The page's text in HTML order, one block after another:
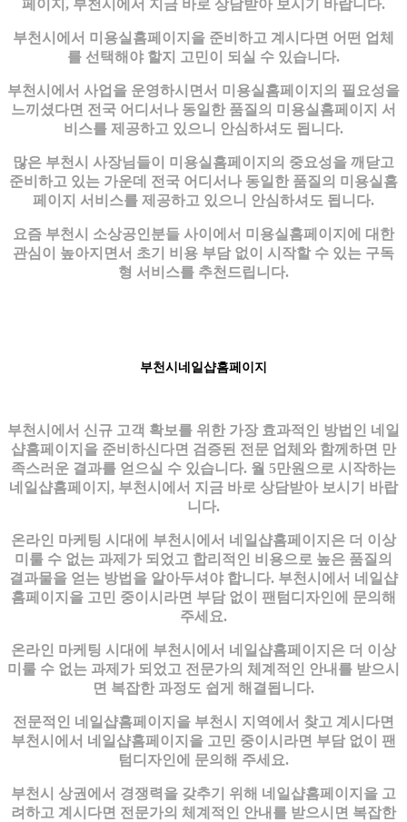
페이지, 부천시에서 지금 바로 상담받아 보시기 바랍니다.
부천시에서 미용실홈페이지을 준비하고 계시다면 어떤 업체
를 선택해야 할지 고민이 되실 수 있습니다.
부천시에서 사업을 운영하시면서 미용실홈페이지의 필요성을
느끼셨다면 전국 어디서나 동일한 품질의 미용실홈페이지 서
비스를 제공하고 있으니 안심하셔도 됩니다.
많은 부천시 사장님들이 미용실홈페이지의 중요성을 깨닫고
준비하고 있는 가운데 전국 어디서나 동일한 품질의 미용실홈
페이지 서비스를 제공하고 있으니 안심하셔도 됩니다.
요즘 부천시 소상공인분들 사이에서 미용실홈페이지에 대한
관심이 높아지면서 초기 비용 부담 없이 시작할 수 있는 구독
형 서비스를 추천드립니다.
부천시네일샵홈페이지
부천시에서 신규 고객 확보를 위한 가장 효과적인 방법인 네일
샵홈페이지을 준비하신다면 검증된 전문 업체와 함께하면 만
족스러운 결과를 얻으실 수 있습니다. 월 5만원으로 시작하는
네일샵홈페이지, 부천시에서 지금 바로 상담받아 보시기 바랍
니다.
온라인 마케팅 시대에 부천시에서 네일샵홈페이지은 더 이상
미룰 수 없는 과제가 되었고 합리적인 비용으로 높은 품질의
결과물을 얻는 방법을 알아두셔야 합니다. 부천시에서 네일샵
홈페이지을 고민 중이시라면 부담 없이 팬텀디자인에 문의해
주세요.
온라인 마케팅 시대에 부천시에서 네일샵홈페이지은 더 이상
미룰 수 없는 과제가 되었고 전문가의 체계적인 안내를 받으시
면 복잡한 과정도 쉽게 해결됩니다.
전문적인 네일샵홈페이지을 부천시 지역에서 찾고 계시다면
부천시에서 네일샵홈페이지을 고민 중이시라면 부담 없이 팬
텀디자인에 문의해 주세요.
부천시 상권에서 경쟁력을 갖추기 위해 네일샵홈페이지을 고
려하고 계시다면 전문가의 체계적인 안내를 받으시면 복잡한